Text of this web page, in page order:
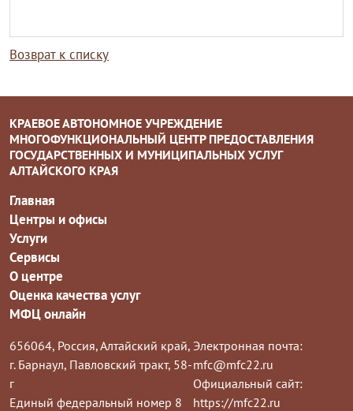
Возврат к списку
КРАЕВОЕ АВТОНОМНОЕ УЧРЕЖДЕНИЕ
МНОГОФУНКЦИОНАЛЬНЫЙ ЦЕНТР ПРЕДОСТАВЛЕНИЯ
ГОСУДАРСТВЕННЫХ И МУНИЦИПАЛЬНЫХ УСЛУГ
АЛТАЙСКОГО КРАЯ
Главная
Центры и офисы
Услуги
Сервисы
О центре
Оценка качества услуг
МФЦ онлайн
656064, Россия, Алтайский край,
г. Барнаул, Павловский тракт, 58-
г
Единый федеральный номер 8
Электронная почта:
mfc@mfc22.ru
Официальный сайт:
https://mfc22.ru